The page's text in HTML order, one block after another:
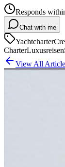
Responds
Chat with me
Yachtcharter
CharterLuxusreisen
View All